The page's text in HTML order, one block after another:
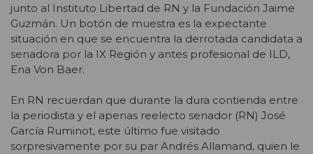
junto al Instituto Libertad de RN y la Fundación Jaime
Guzmán. Un botón de muestra es la expectante
situación en que se encuentra la derrotada candidata a
senadora por la IX Región y antes profesional de ILD,
Ena Von Baer.
En RN recuerdan que durante la dura contienda entre
la periodista y el apenas reelecto senador (RN) José
García Ruminot, este último fue visitado
sorpresivamente por su par Andrés Allamand, quien le